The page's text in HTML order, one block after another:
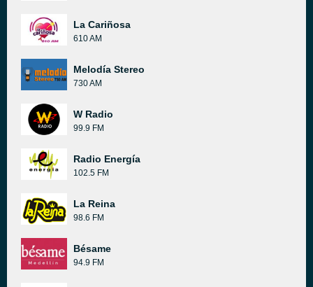
La Cariñosa
610 AM
Melodía Stereo
730 AM
W Radio
99.9 FM
Radio Energía
102.5 FM
La Reina
98.6 FM
Bésame
94.9 FM